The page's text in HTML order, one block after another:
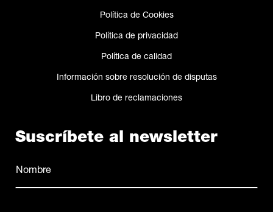
Política de Cookies
Política de privacidad
Política de calidad
Información sobre resolución de disputas
Libro de reclamaciones
Suscríbete al newsletter